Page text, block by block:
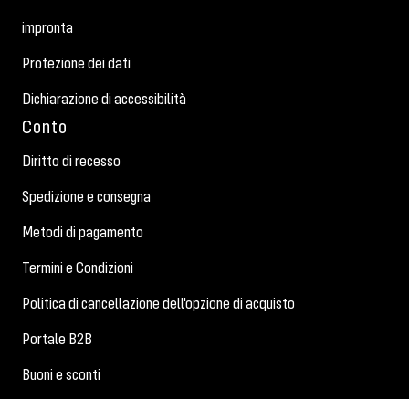
impronta
Protezione dei dati
Dichiarazione di accessibilità
Conto
Diritto di recesso
Spedizione e consegna
Metodi di pagamento
Termini e Condizioni
Politica di cancellazione dell'opzione di acquisto
Portale B2B
Buoni e sconti